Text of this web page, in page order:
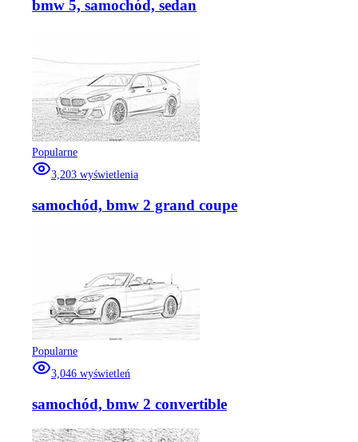
bmw 5, samochód, sedan
Popularne
3,203 wyświetlenia
samochód, bmw 2 grand coupe
Popularne
3,046 wyświetleń
samochód, bmw 2 convertible